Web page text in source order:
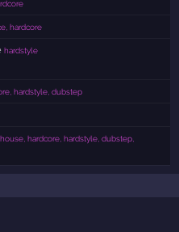
hardcore
hardstyle
hardstyle, dubstep
house, hardcore, hardstyle, dubstep,